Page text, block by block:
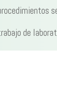
de